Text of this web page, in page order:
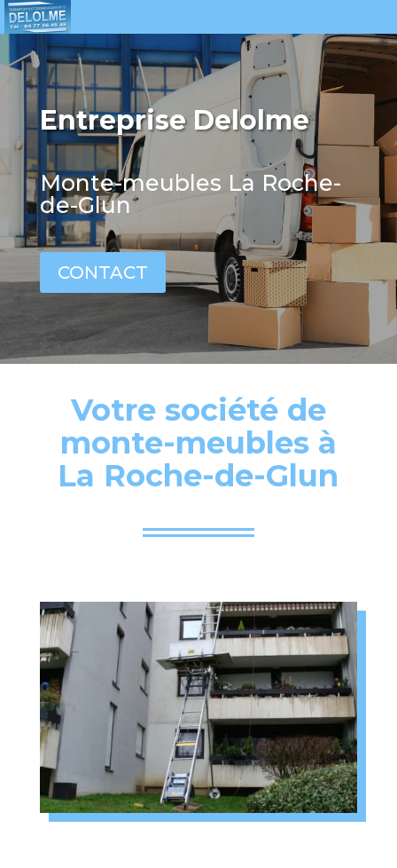
Entreprise Delolme
Monte-meubles La Roche-
de-Glun
CONTACT
Votre société de
monte-meubles à
La Roche-de-Glun